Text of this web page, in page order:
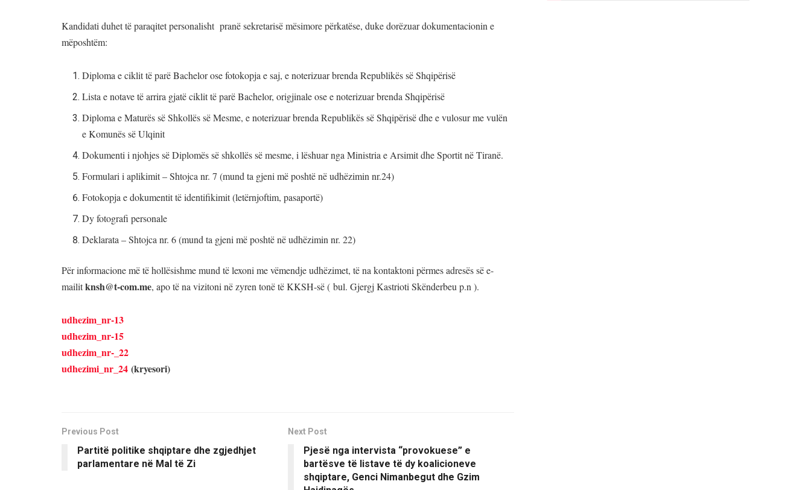
Kandidati duhet të paraqitet personalisht pranë sekretarisë mësimore përkatëse, duke dorëzuar dokumentacionin e
mëposhtëm:
Diploma e ciklit të parë Bachelor ose fotokopja e saj, e noterizuar brenda Republikës së Shqipërisë
Lista e notave të arrira gjatë ciklit të parë Bachelor, origjinale ose e noterizuar brenda Shqipërisë
Diploma e Maturës së Shkollës së Mesme, e noterizuar brenda Republikës së Shqipërisë dhe e vulosur me vulën
e Komunës së Ulqinit
Dokumenti i njohjes së Diplomës së shkollës së mesme, i lëshuar nga Ministria e Arsimit dhe Sportit në Tiranë.
Formulari i aplikimit – Shtojca nr. 7 (mund ta gjeni më poshtë në udhëzimin nr.24)
Fotokopja e dokumentit të identifikimit (letërnjoftim, pasaportë)
Dy fotografi personale
Deklarata – Shtojca nr. 6 (mund ta gjeni më poshtë në udhëzimin nr. 22)
Për informacione më të hollësishme mund të lexoni me vëmendje udhëzimet, të na kontaktoni përmes adresës së e-
mailitknsh@t-com.me, apo të na vizitoni në zyren tonë të KKSH-së ( bul. Gjergj Kastrioti Skënderbeu p.n ).
udhezim_nr-13
udhezim_nr-15
udhezim_nr-_22
udhezimi_nr_24 (kryesori)
Previous Post
Partitë politike shqiptare dhe zgjedhjet
parlamentare në Mal të Zi
Next Post
Pjesë nga intervista “provokuese” e
bartësve të listave të dy koalicioneve
shqiptare, Genci Nimanbegut dhe Gzim